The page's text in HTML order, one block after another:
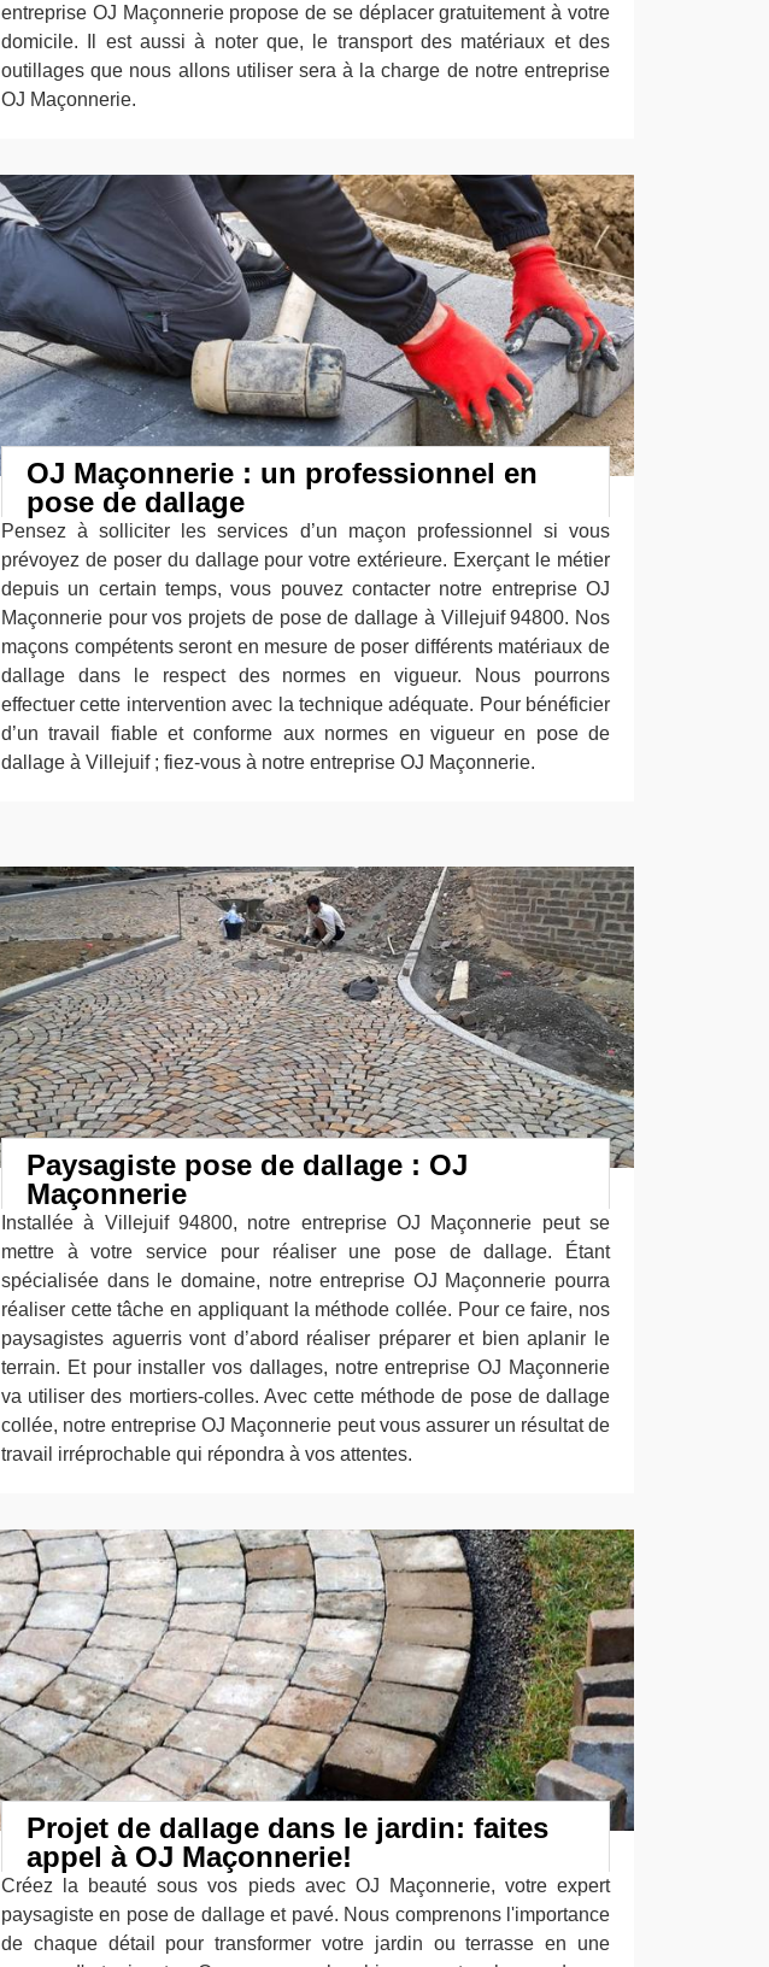
entreprise OJ Maçonnerie propose de se déplacer gratuitement à votre
domicile. Il est aussi à noter que, le transport des matériaux et des
outillages que nous allons utiliser sera à la charge de notre entreprise
OJ Maçonnerie.
OJ Maçonnerie : un professionnel en
pose de dallage
Pensez à solliciter les services d’un maçon professionnel si vous
prévoyez de poser du dallage pour votre extérieure. Exerçant le métier
depuis un certain temps, vous pouvez contacter notre entreprise OJ
Maçonnerie pour vos projets de pose de dallage à Villejuif 94800. Nos
maçons compétents seront en mesure de poser différents matériaux de
dallage dans le respect des normes en vigueur. Nous pourrons
effectuer cette intervention avec la technique adéquate. Pour bénéficier
d’un travail fiable et conforme aux normes en vigueur en pose de
dallage à Villejuif ; fiez-vous à notre entreprise OJ Maçonnerie.
Paysagiste pose de dallage : OJ
Maçonnerie
Installée à Villejuif 94800, notre entreprise OJ Maçonnerie peut se
mettre à votre service pour réaliser une pose de dallage. Étant
spécialisée dans le domaine, notre entreprise OJ Maçonnerie pourra
réaliser cette tâche en appliquant la méthode collée. Pour ce faire, nos
paysagistes aguerris vont d’abord réaliser préparer et bien aplanir le
terrain. Et pour installer vos dallages, notre entreprise OJ Maçonnerie
va utiliser des mortiers-colles. Avec cette méthode de pose de dallage
collée, notre entreprise OJ Maçonnerie peut vous assurer un résultat de
travail irréprochable qui répondra à vos attentes.
Projet de dallage dans le jardin: faites
appel à OJ Maçonnerie!
Créez la beauté sous vos pieds avec OJ Maçonnerie, votre expert
paysagiste en pose de dallage et pavé. Nous comprenons l'importance
de chaque détail pour transformer votre jardin ou terrasse en une